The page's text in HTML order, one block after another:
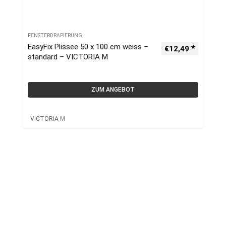
FENSTERDRAPIERUNG
EasyFix Plissee 50 x 100 cm weiss –
standard – VICTORIA M
€12,49
ZUM ANGEBOT
VICTORIA M